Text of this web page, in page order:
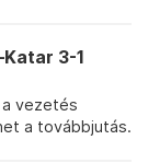
3-1
a vezetés
a továbbjutás.